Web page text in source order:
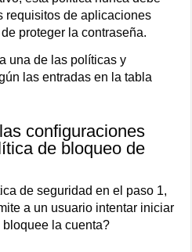
requisitos de aplicaciones
proteger la contraseña.
una de las políticas y
las entradas en la tabla
configuraciones
de bloqueo de
de seguridad en el paso 1,
a un usuario intentar iniciar
la cuenta?